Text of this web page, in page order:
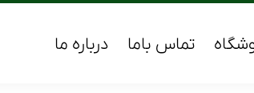
تماس باما درباره ما